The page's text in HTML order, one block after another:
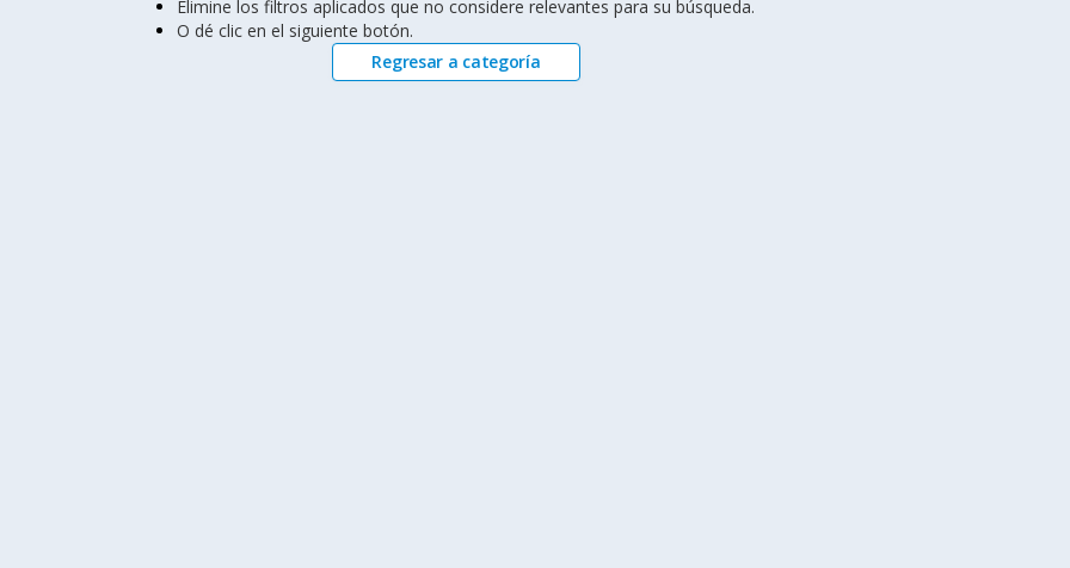
Elimine los filtros aplicados que no considere relevantes para su búsqueda.
O dé clic en el siguiente botón.
Regresar a categoría